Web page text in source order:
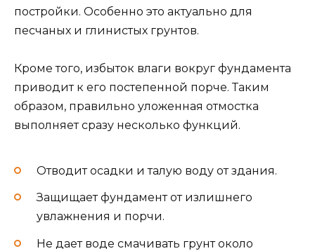
постройки. Особенно это актуально для
песчаных и глинистых грунтов.
Кроме того, избыток влаги вокруг фундамента
приводит к его постепенной порче. Таким
образом, правильно уложенная отмостка
выполняет сразу несколько функций.
Отводит осадки и талую воду от здания.
Защищает фундамент от излишнего
увлажнения и порчи.
Не дает воде смачивать грунт около